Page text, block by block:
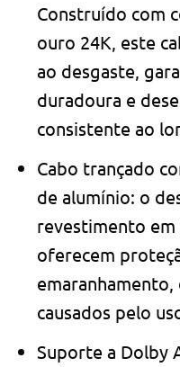
Construído com
ouro 24K, este
ao desgaste,
duradoura e
consistente ao
Cabo trançado
de alumínio: o
revestimento
oferecem
causados ​​pelo
Suporte a Dolby